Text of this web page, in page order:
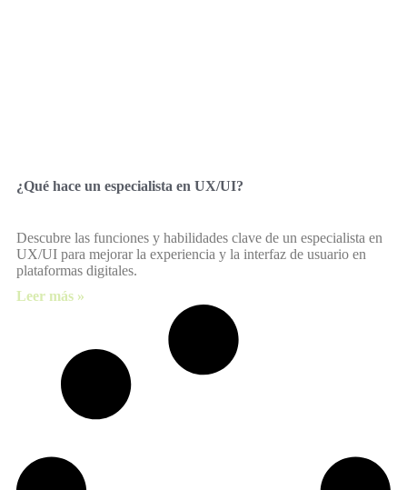
¿Qué hace un especialista en UX/UI?
Descubre las funciones y habilidades clave de un especialista en
UX/UI para mejorar la experiencia y la interfaz de usuario en
plataformas digitales.
Leer más »